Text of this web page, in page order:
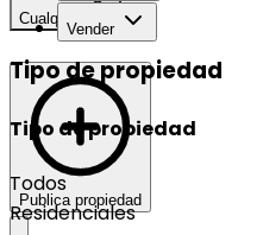
Vender
Publica propiedad
Cualquier
Tipo de propiedad
Tipo de propiedad
Todos
Residenciales